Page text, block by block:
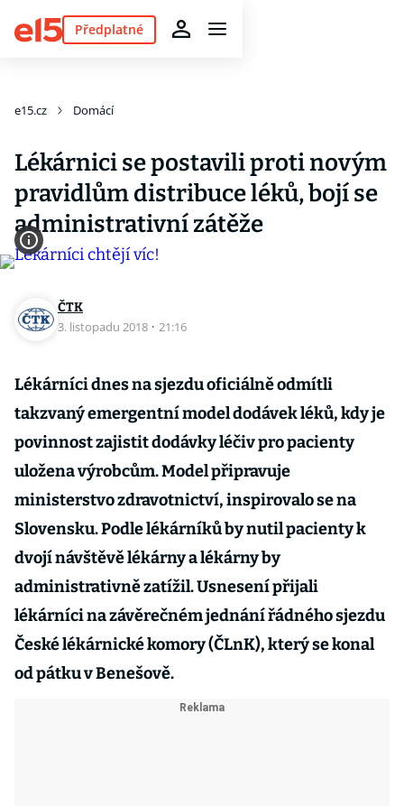
Předplatné
e15.cz Domácí
Lékárnici se postavili proti novým
pravidlům distribuce léků, bojí se
administrativní zátěže
ČTK
3. listopadu 2018 · 21:16
Lékárníci dnes na sjezdu oficiálně odmítli
takzvaný emergentní model dodávek léků, kdy je
povinnost zajistit dodávky léčiv pro pacienty
uložena výrobcům. Model připravuje
ministerstvo zdravotnictví, inspirovalo se na
Slovensku. Podle lékárníků by nutil pacienty k
dvojí návštěvě lékárny a lékárny by
administrativně zatížil. Usnesení přijali
lékárníci na závěrečném jednání řádného sjezdu
České lékárnické komory (ČLnK), který se konal
od pátku v Benešově.